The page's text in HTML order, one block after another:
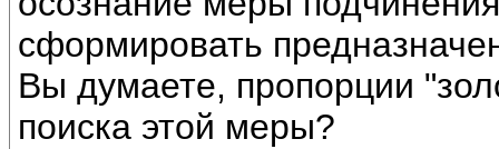
сформировать
Вы думаете, пропорции
поиска этой меры?